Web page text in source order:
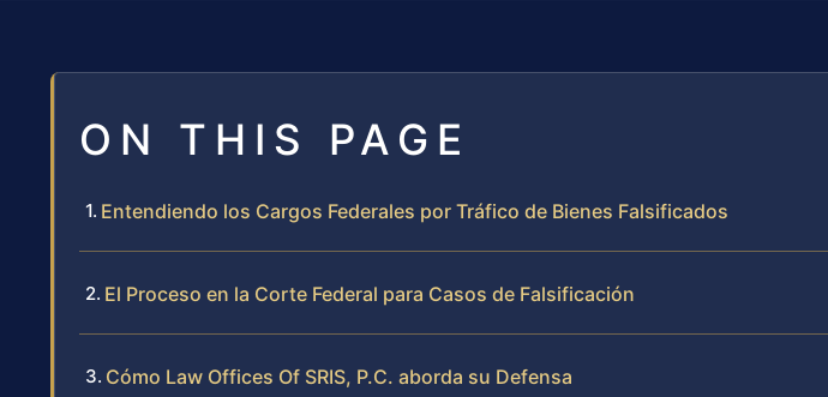
ON THIS PAGE
Entendiendo los Cargos Federales por Tráfico de Bienes Falsificados
El Proceso en la Corte Federal para Casos de Falsificación
Cómo Law Offices Of SRIS, P.C. aborda su Defensa